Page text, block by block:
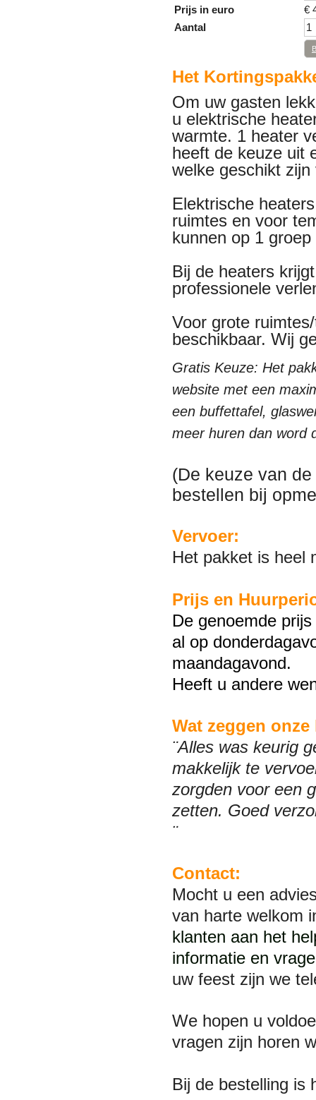
Prijs in euro
€
Aantal
Het
Om uw gasten
u elektrische
warmte. 1 heater
heeft de keuze uit
welke geschikt
Elektrische
ruimtes en voor
kunnen op 1
Bij de heaters
professionele
Voor grote
beschikbaar. Wij
Gratis Keuze: Het
website met een
een buffettafel,
meer huren dan word
(De keuze van
bestellen bij
Vervoer:
Het pakket is heel
Prijs en
De genoemde
al op
maandagavond.
Heeft u andere
Wat zeggen
¨Alles was keurig
makkelijk te
zorgden voor een
zetten. Goed
¨
Contact:
Mocht u een
van harte welkom
klanten aan het
informatie en
uw feest zijn we
We hopen u
vragen zijn horen
Bij de bestelling is